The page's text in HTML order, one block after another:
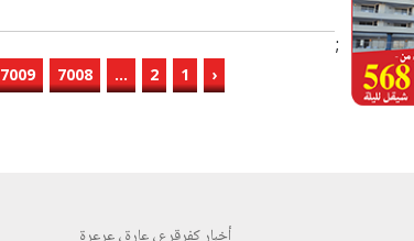
;
‹
1
2
...
7008
7009